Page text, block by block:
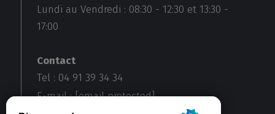
Lundi au Vendredi : 08:30 - 12:30 et 13:30 -
17:00
Contact
Tel : 04 91 39 34 34
E-mail :[email protected]